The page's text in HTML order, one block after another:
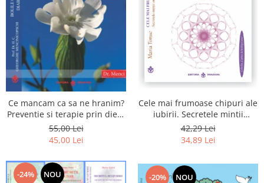
Ce mancam ca sa ne hranim?
Preventie si terapie prin dieta
in bolile cardiovasculare si in
diabetul zaharat
55,00 Lei
45,00 Lei
Cele mai frumoase chipuri ale
iubirii. Secretele mintii
omenesti in opera marelui
initiat, Rumi
42,29 Lei
34,89 Lei
-24% NOU -20% NOU